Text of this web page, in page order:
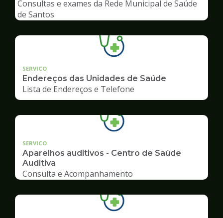
Saúde
Consultas e exames da Rede Municipal de Saúde
de Santos
SERVICO
Endereços das Unidades de Saúde
Lista de Endereços e Telefone
SERVICO
Aparelhos auditivos - Centro de Saúde
Auditiva
Consulta e Acompanhamento